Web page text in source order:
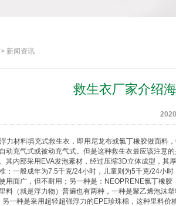
新闻资讯
救生衣厂家介绍
力材料填充式救生衣 ，即用尼龙布或氯丁橡胶做面
动充气式或被动充气式。但是这种救生衣最应该注意
。其内部采用EVA发泡素材，经过压缩3D立体成型，其
：一般成年为7.5千克/24小时，儿童则为5千克/24小
用面广，但不耐用；另一种是：NEOPRENE氯丁橡
里料（就是浮力物）普遍也有两种，一种是聚乙烯泡沫
一种是采用超轻超强浮力的EPE珍珠棉，这种里料价